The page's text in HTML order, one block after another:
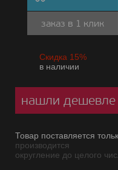
заказ в 1 клик
Скидка 15%
в наличии
нашли дешевле
Товар поставляется
производится
округление до целого